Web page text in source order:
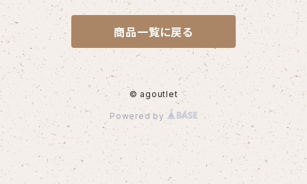
iPhone13
iPhone13Pro
iPhone13Pro Max
iPhone14
iPhone14Pro
商品一覧に戻る
© agoutlet
Powered by